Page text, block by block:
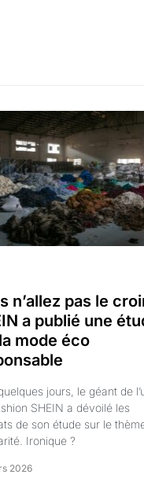
n’allez pas le
a publié une
mode éco
jours, le géant de
SHEIN a dévoilé les
de son étude sur le
Ironique ?
2026